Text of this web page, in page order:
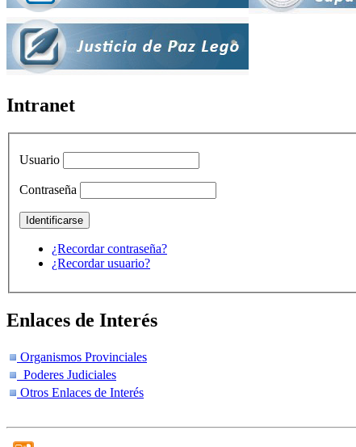
Intranet
Usuario
Contraseña
¿Recordar contraseña?
¿Recordar usuario?
Enlaces de Interés
Organismos Provinciales
Poderes Judiciales
Otros Enlaces de Interés